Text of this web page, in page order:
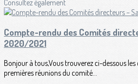
Consultez également
Compte-rendu des Comités
2020/2021
Bonjour à tous,Vous trouverez ci-dessous
premières réunions du comité...